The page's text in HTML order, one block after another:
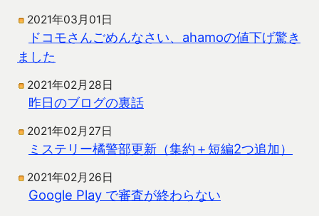
2021年03月01日
ドコモさんごめんなさい、ahamoの値下げ驚き
ました
2021年02月28日
昨日のブログの裏話
2021年02月27日
ミステリー橘警部更新（集約＋短編2つ追加）
2021年02月26日
Google Play で審査が終わらない